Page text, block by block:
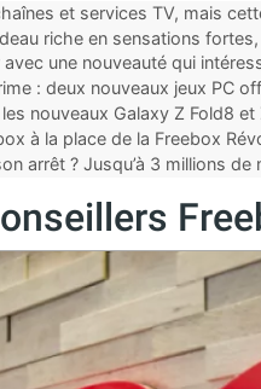
et services TV, mais
riche en sensations
une nouveauté qui
: deux nouveaux jeux PC
nouveaux Galaxy Z Fold8
à la place de la Freebox
arrêt ? Jusqu’à 3 millions